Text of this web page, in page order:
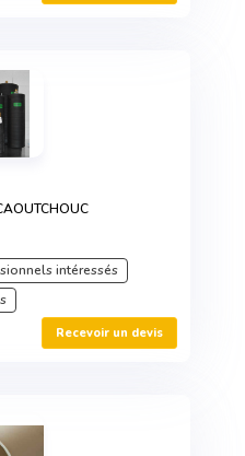
intéressés
Recevoir un devis